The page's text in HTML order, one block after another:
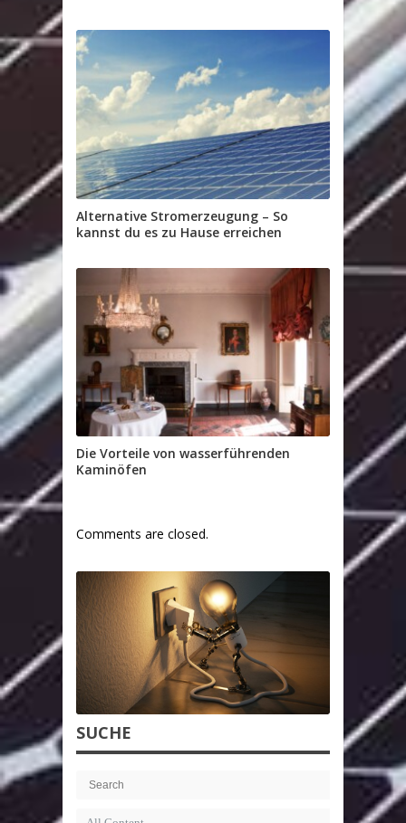
Alternative Stromerzeugung – So
kannst du es zu Hause erreichen
Die Vorteile von wasserführenden
Kaminöfen
Comments are closed.
SUCHE